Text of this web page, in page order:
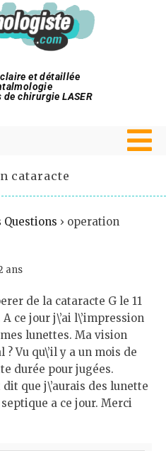
et détaillée
chirurgie LASER
cataracte
Questions › operation
ans
de la cataracte G le 11
ce jour j\’ai l\’impression
lunettes. Ma vision
Vu qu\’il y a un mois de
durée pour jugées.
dit que j\’aurais des lunette
a ce jour. Merci